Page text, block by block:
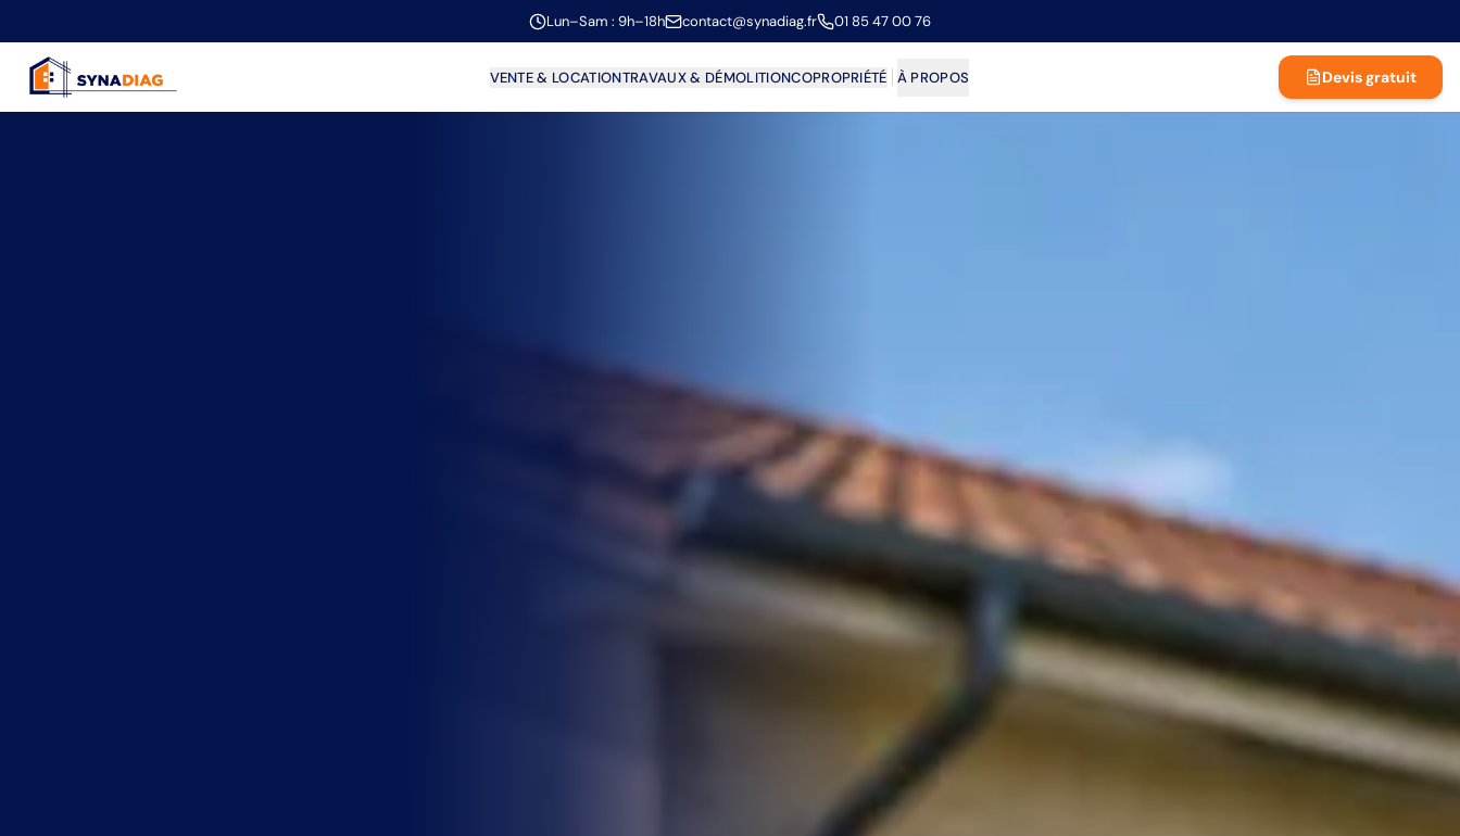
Lun–Sam : 9h–18h contact@synadiag.fr 01 85 47 00 76
VENTE & LOCATIONTRAVAUX & DÉMOLITIONCOPROPRIÉTÉ À PROPOS Devis gratuit